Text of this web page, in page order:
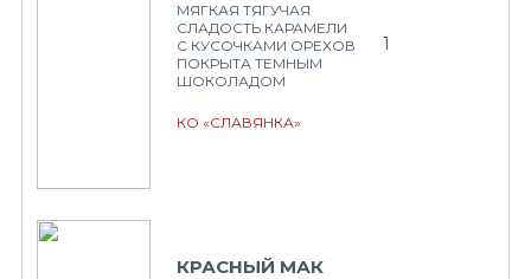
МЯГКАЯ ТЯГУЧАЯ
СЛАДОСТЬ КАРАМЕЛИ
С КУСОЧКАМИ ОРЕХОВ
ПОКРЫТА ТЕМНЫМ
ШОКОЛАДОМ
КО «СЛАВЯНКА»
1
КРАСНЫЙ МАК